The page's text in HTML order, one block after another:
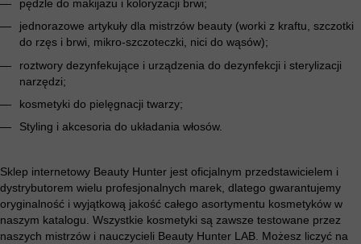
pędzle do makijażu i koloryzacji brwi;
jednorazowe artykuły dla mistrzów beauty (worki z kraftu, szczotki
do rzęs i brwi, mikro-szczoteczki, nici do wąsów);
roztwory dezynfekujące i urządzenia do dezynfekcji i sterylizacji
narzędzi;
kosmetyki do pielęgnacji twarzy;
Styling i akcesoria do układania włosów.
Sklep internetowy Beauty Hunter jest oficjalnym przedstawicielem i
dystrybutorem wielu profesjonalnych marek, dlatego gwarantujemy
oryginalność i wyjątkową jakość całego asortymentu kosmetyków w
naszym katalogu. Wszystkie kosmetyki są zawsze testowane przez
naszych mistrzów i nauczycieli Beauty Hunter LAB. Możesz liczyć na